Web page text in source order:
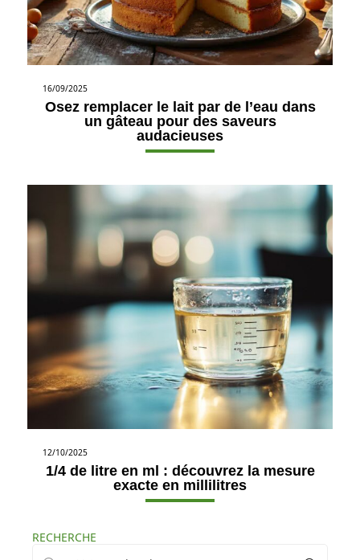
16/09/2025
Osez remplacer le lait par de l’eau dans
un gâteau pour des saveurs
audacieuses
12/10/2025
1/4 de litre en ml : découvrez la mesure
exacte en millilitres
RECHERCHE